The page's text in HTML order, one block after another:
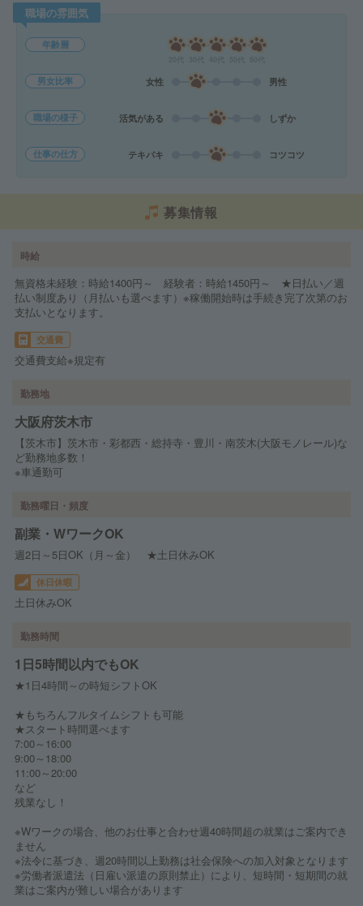
職場の雰囲気
年齢層
男女比率 女性 男性
職場の様子 活気がある しずか
仕事の仕方 テキパキ コツコツ
募集情報
時給
無資格未経験：時給1400円～ 経験者：時給1450円～ ★日払い／週
払い制度あり（月払いも選べます）※稼働開始時は手続き完了次第のお
支払いとなります。
交通費
交通費支給※規定有
勤務地
大阪府茨木市
【茨木市】茨木市・彩都西・総持寺・豊川・南茨木(大阪モノレール)な
ど勤務地多数！
※車通勤可
勤務曜日・頻度
副業・WワークOK
週2日～5日OK（月～金） ★土日休みOK
休日休暇
土日休みOK
勤務時間
1日5時間以内でもOK
★1日4時間～の時短シフトOK
★もちろんフルタイムシフトも可能
★スタート時間選べます
7:00～16:00
9:00～18:00
11:00～20:00
など
残業なし！
※Wワークの場合、他のお仕事と合わせ週40時間超の就業はご案内でき
ません
※法令に基づき、週20時間以上勤務は社会保険への加入対象となります
※労働者派遣法（日雇い派遣の原則禁止）により、短時間・短期間の就
業はご案内が難しい場合があります